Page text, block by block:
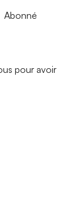
Abonné
pour avoir